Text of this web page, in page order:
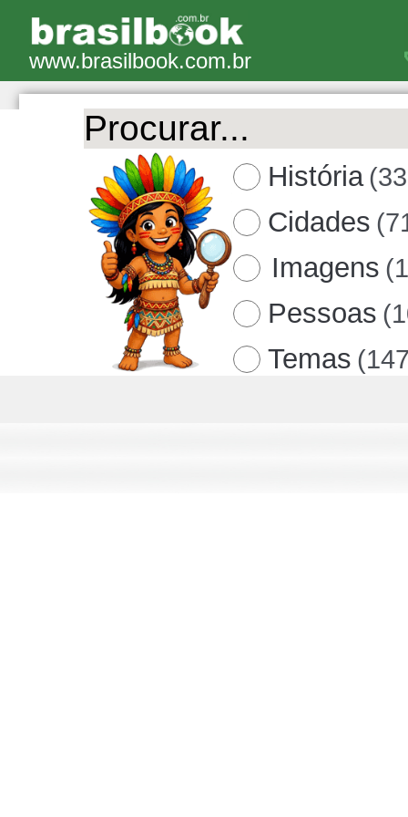
www.brasilbook.com.br
História
Cidades
Imagens
Pessoas
Temas